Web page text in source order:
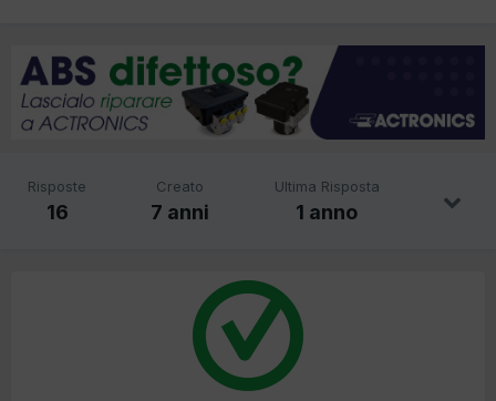
Risposte
16
Creato
7 anni
Ultima Risposta
1 anno